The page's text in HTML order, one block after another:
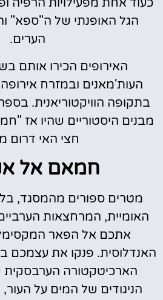
כעוד אחת מפעילויות הרפיה
הגל האופנתי של ה"ספא"
הערים.
האירופים הכירו אותם
העות'מאנים ובמזרח אירופה
בתקופה הוויקטוריאנית.
מבנים היסטוריים שהיו אז
חצי האי דרום
חמאם אל
מטרים ספורים מהמסגד,
האומיית, המרחצאות
אתכם אל הפאר
האנדלוסית. פנקו את עצמכם
הארכיטקטורה הערבסקית
הניגודים של המים על